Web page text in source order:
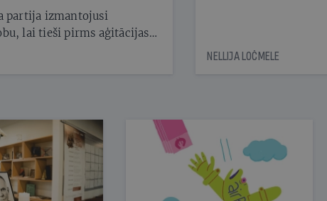
partija izmantojusi
lai tieši pirms aģitācijas
par summu, kas
NELLIJA LOČMELE